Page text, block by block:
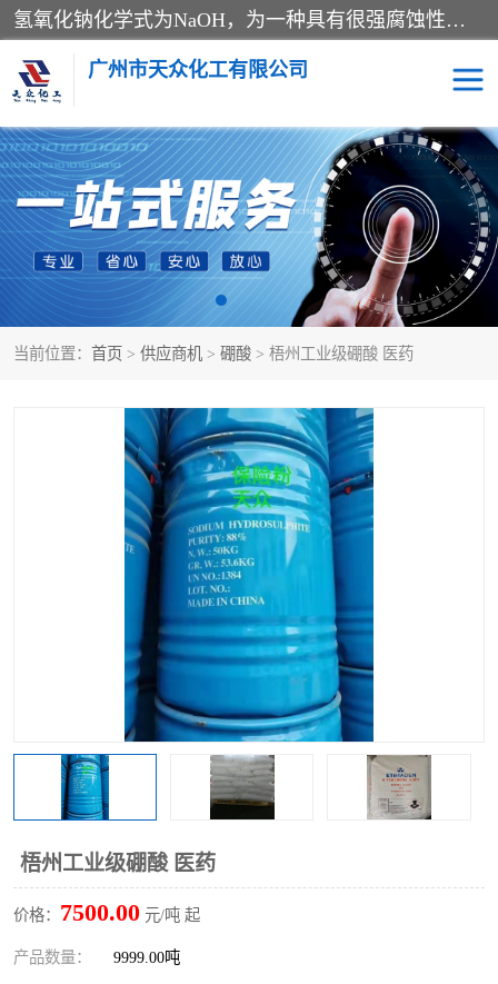
氢氧化钠化学式为NaOH，为一种具有很强腐蚀性的强碱，一般为片状或颗粒形态，易溶于水(溶于水时放热)并形成碱性溶液，另有潮解性，易吸取空气中的水蒸气(潮解)和(变质)。NaOH是化学实验室其中一种必备的化学品，亦为常见的化工品之一。纯品是无色透明的晶体。密度2.130g/cm3。熔点318.4℃。沸点1390℃。工业品含有少量的氯化和碳酸，是白色不透明的晶体。
广州市天众化工有限公司
当前位置： 首页 > 供应商机 > 硼酸 > 梧州工业级硼酸 医药
梧州工业级硼酸 医药
价格： 7500.00 元/吨 起
产品数量： 9999.00吨
亚硝酸钠 氢氧化钠
纯碱 硫代硫酸钠
草酸 醋酸钠
聚合氯化铝 焦磷酸二氢二钠
磷酸三钠
一水葡萄糖
一水柠檬酸
葡萄糖酸钠
磷酸二氢钾
三聚磷酸钠
工业白糖
过硫酸钠 过硫酸铵
尿素
聚合硫酸铁
大苏打